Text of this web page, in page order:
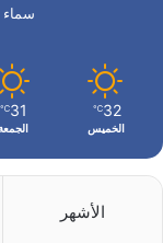
سماء
32
℃
الخميس
31
℃
الأشهر